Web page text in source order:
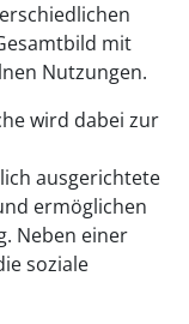
mit
Nutzungen.
wird dabei zur
ausgerichtete
ermöglichen
Neben einer
soziale